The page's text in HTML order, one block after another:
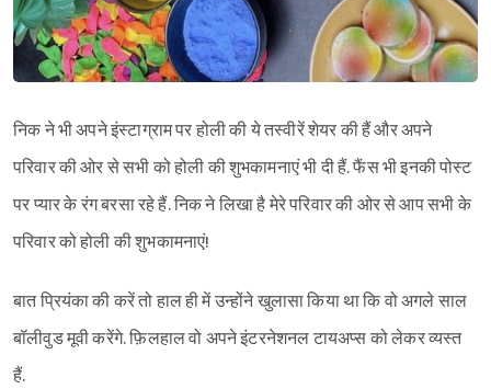
निक ने भी अपने इंस्टाग्राम पर होली की ये तस्वीरें शेयर की हैं और अपने
परिवार की ओर से सभी को होली की शुभकामनाएं भी दी हैं. फैंस भी इनकी पोस्ट
पर प्यार के रंग बरसा रहे हैं. निक ने लिखा है मेरे परिवार की ओर से आप सभी के
परिवार को होली की शुभकामनाएं!
बात प्रियंका की करें तो हाल ही में उन्होंने खुलासा किया था कि वो अगले साल
बॉलीवुड मूवी करेंगे. फ़िलहाल वो अपने इंटरनेशनल टायअप्स को लेकर व्यस्त
हैं.